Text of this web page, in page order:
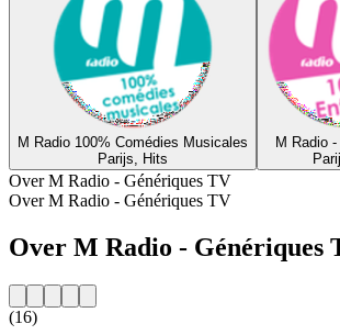
M Radio 100% Comédies Musicales
Parijs, Hits
M Radio
Over M Radio - Génériques TV
Over M Radio - Génériques TV
Over M Radio - Génériques
(16)